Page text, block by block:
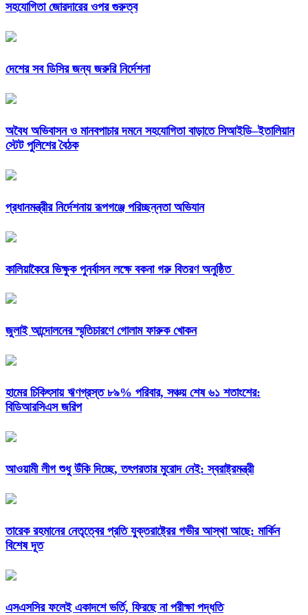
সহযোগিতা জোরদারের ওপর গুরুত্ব
দেশের সব ডিসির জন্য জরুরি নির্দেশনা
অবৈধ অভিবাসন ও মানবপাচার দমনে সহযোগিতা বাড়াতে সিআইডি–ইতালিয়ান
স্টেট পুলিশের বৈঠক
প্রধানমন্ত্রীর নির্দেশনায় রূপগঞ্জে পরিচ্ছন্নতা অভিযান
কালিয়াকৈরে ভিক্ষুক পুনর্বাসন লক্ষে বকনা গরু বিতরণ অনুষ্ঠিত
জুলাই আন্দোলনের স্মৃতিচারণে গোলাম ফারুক খোকন
হামের চিকিৎসায় ঋণগ্রস্ত ৮৯% পরিবার, সঞ্চয় শেষ ৬১ শতাংশের:
বিডিআরসিএস জরিপ
আওয়ামী লীগ শুধু উঁকি দিচ্ছে, তৎপরতার মুরোদ নেই: স্বরাষ্ট্রমন্ত্রী
তারেক রহমানের নেতৃত্বের প্রতি যুক্তরাষ্ট্রের গভীর আস্থা আছে: মার্কিন
বিশেষ দূত
এসএসসির ফলেই একাদশে ভর্তি, ফিরছে না পরীক্ষা পদ্ধতি